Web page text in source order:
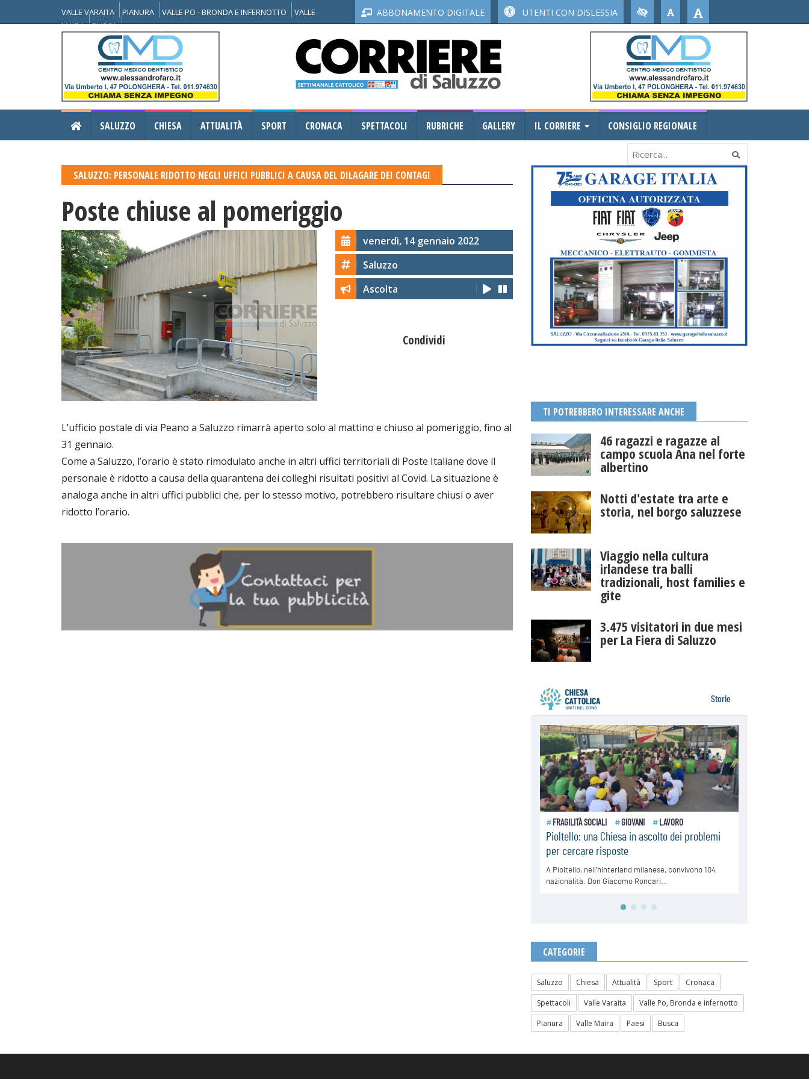
VALLE VARAITA PIANURA VALLE PO - BRONDA E INFERNOTTO
VALLE
MAIRA
BUSCA
ABBONAMENTO DIGITALE UTENTI CON DISLESSIA
SALUZZO CHIESA ATTUALITÀ SPORT CRONACA SPETTACOLI RUBRICHE GALLERY IL CORRIERE CONSIGLIO REGIONALE
SALUZZO: PERSONALE RIDOTTO NEGLI UFFICI PUBBLICI A CAUSA DEL DILAGARE DEI CONTAGI
Poste chiuse al pomeriggio
venerdì, 14 gennaio 2022
Saluzzo
Ascolta
Condividi
L’ufficio postale di via Peano a Saluzzo rimarrà aperto solo al mattino e chiuso al pomeriggio, fino al
31 gennaio.
Come a Saluzzo, l’orario è stato rimodulato anche in altri uffici territoriali di Poste Italiane dove il
personale è ridotto a causa della quarantena dei colleghi risultati positivi al Covid. La situazione è
analoga anche in altri uffici pubblici che, per lo stesso motivo, potrebbero risultare chiusi o aver
ridotto l’orario.
TI POTREBBERO INTERESSARE ANCHE
46 ragazzi e ragazze al
campo scuola Ana nel forte
albertino
Notti d'estate tra arte e
storia, nel borgo saluzzese
Viaggio nella cultura
irlandese tra balli
tradizionali, host families e
gite
3.475 visitatori in due mesi
per La Fiera di Saluzzo
CATEGORIE
Saluzzo Chiesa Attualità Sport
Cronaca
Spettacoli
Valle Varaita
Valle Po, Bronda e infernotto
Pianura
Valle Maira Paesi Busca